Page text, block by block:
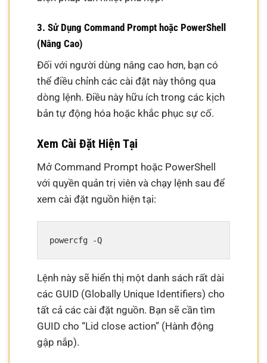
3. Sử Dụng Command Prompt hoặc PowerShell
(Nâng Cao)
Đối với người dùng nâng cao hơn, bạn có
thể điều chỉnh các cài đặt này thông qua
dòng lệnh. Điều này hữu ích trong các kịch
bản tự động hóa hoặc khắc phục sự cố.
Xem Cài Đặt Hiện Tại
Mở Command Prompt hoặc PowerShell
với quyền quản trị viên và chạy lệnh sau để
xem cài đặt nguồn hiện tại:
Lệnh này sẽ hiển thị một danh sách rất dài
các GUID (Globally Unique Identifiers) cho
tất cả các cài đặt nguồn. Bạn sẽ cần tìm
GUID cho “Lid close action” (Hành động
gập nắp).